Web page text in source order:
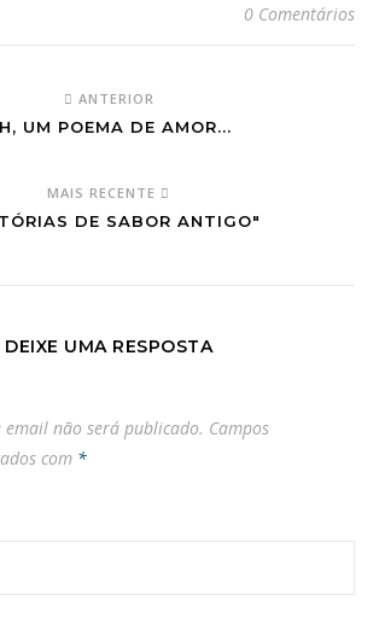
0 Comentários
ANTERIOR
UM POEMA DE AMOR...
MAIS RECENTE
DE SABOR ANTIGO"
DEIXE UMA RESPOSTA
email não será publicado. Campos
com *